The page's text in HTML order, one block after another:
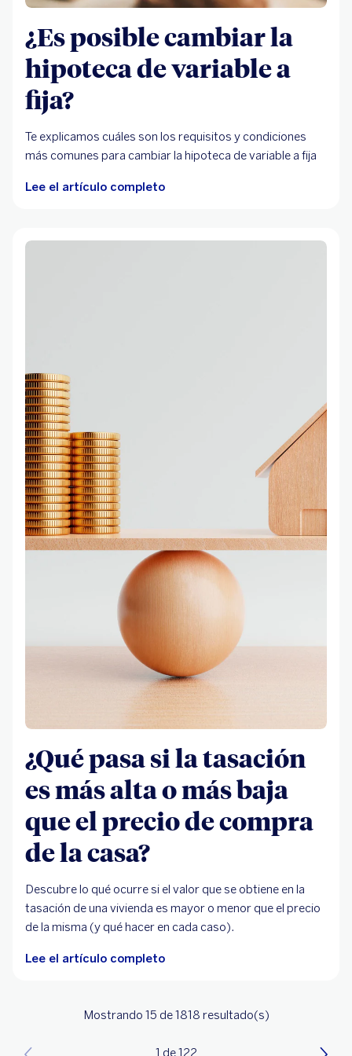
¿Es posible cambiar la
hipoteca de variable a
fija?
Te explicamos cuáles son los requisitos y condiciones
más comunes para cambiar la hipoteca de variable a fija
Lee el artículo completo
¿Qué pasa si la tasación
es más alta o más baja
que el precio de compra
de la casa?
Descubre lo qué ocurre si el valor que se obtiene en la
tasación de una vivienda es mayor o menor que el precio
de la misma (y qué hacer en cada caso).
Lee el artículo completo
1 de 122
Mostrando 15 de 1818 resultado(s)